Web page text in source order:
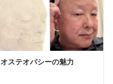
オステオパシーの魅力